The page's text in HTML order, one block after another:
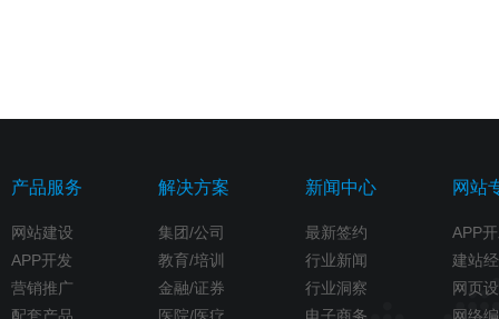
产品服务
网站建设
APP开发
营销推广
解决方案
集团/公司
教育/培训
金融/证券
新闻中心
最新签约
行业新闻
行业洞察
网站
APP
建站
网页